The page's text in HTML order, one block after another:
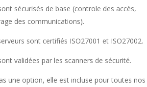
sécurisés de base (controle des accès,
des communications).
sont certifiés ISO27001 et ISO27002.
validées par les scanners de sécurité.
une option, elle est incluse pour toutes nos